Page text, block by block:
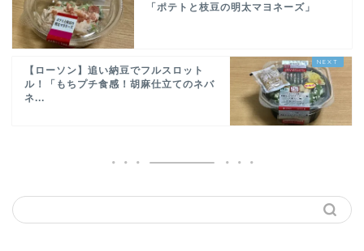
「ポテトと枝豆の明太マヨネーズ」
【ローソン】追い納豆でフルスロット
ル！「もちプチ食感！胡麻仕立てのネバ
ネ...